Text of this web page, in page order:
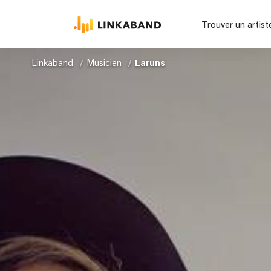
Trouver un
Linkaband Musicien Laruns